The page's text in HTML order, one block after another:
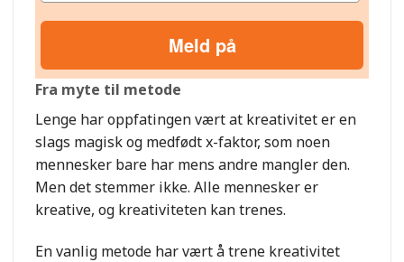
Meld på
Fra myte til metode
Lenge har oppfatingen vært at kreativitet er en
slags magisk og medfødt x-faktor, som noen
mennesker bare har mens andre mangler den.
Men det stemmer ikke. Alle mennesker er
kreative, og kreativiteten kan trenes.
En vanlig metode har vært å trene kreativitet